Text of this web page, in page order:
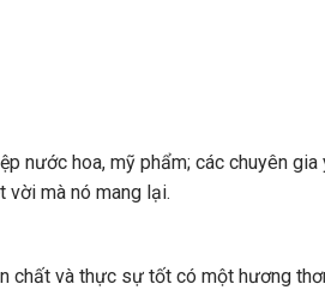
nước hoa, mỹ phẩm; các chuyên
vời mà nó mang lại.
chất và thực sự tốt có một hương